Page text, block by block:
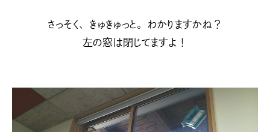
さっそく、きゅきゅっと。わかりますかね？
左の窓は閉じてますよ！